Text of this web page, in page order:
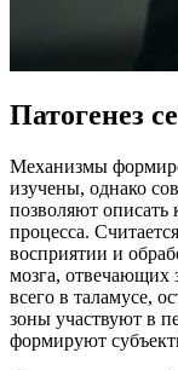
Патогенез
Механизмы
изучены, однако
позволяют описать
процесса.
восприятии и
мозга, отвечающих
всего в таламусе,
зоны участвуют в
формируют